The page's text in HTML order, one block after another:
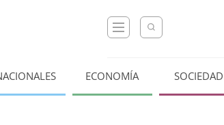
ECONOMÍA SOCIEDAD